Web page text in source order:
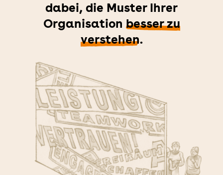
dabei, die Muster Ihrer
Organisation besser zu
verstehen.